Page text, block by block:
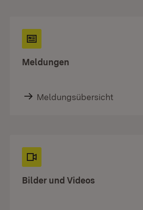
Meldungen
Meldungsübersicht
Bilder und Videos